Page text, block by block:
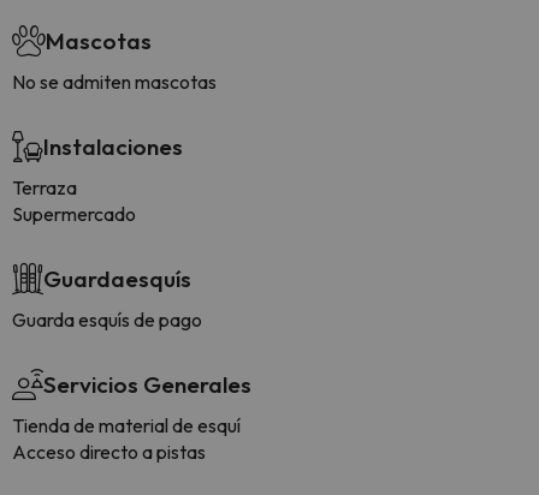
Mascotas
No se admiten mascotas
Instalaciones
Terraza
Supermercado
Guardaesquís
Guarda esquís de pago
Servicios Generales
Tienda de material de esquí
Acceso directo a pistas